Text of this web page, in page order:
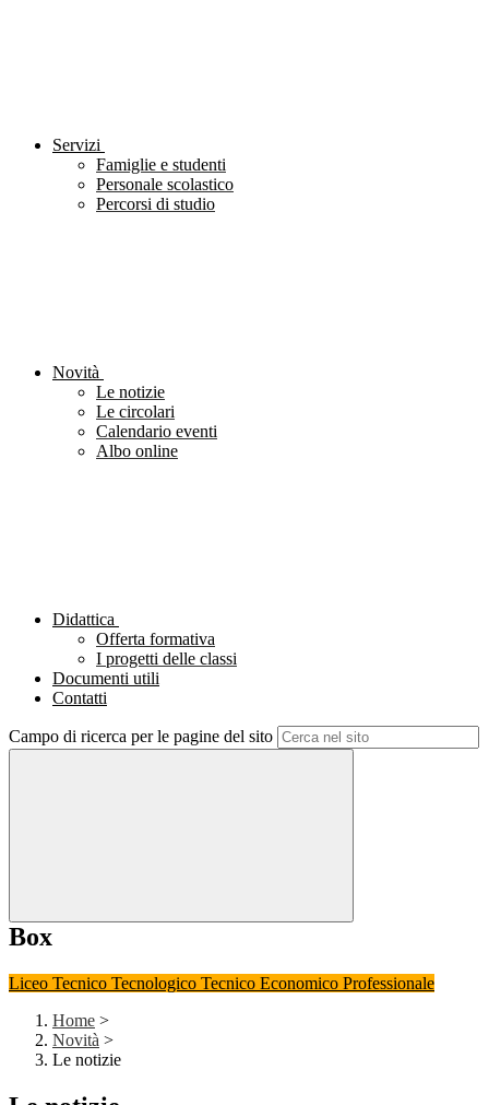
Servizi
Famiglie e studenti
Personale scolastico
Percorsi di studio
Novità
Le notizie
Le circolari
Calendario eventi
Albo online
Didattica
Offerta formativa
I progetti delle classi
Documenti utili
Contatti
Campo di ricerca per le pagine del sito
Box
Liceo Tecnico Tecnologico Tecnico Economico Professionale
Home >
Novità >
Le notizie